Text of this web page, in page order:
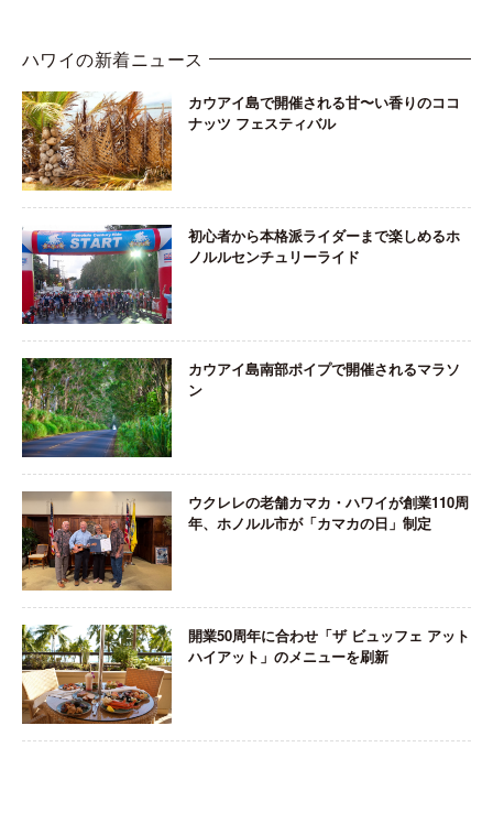
ハワイの新着ニュース
カウアイ島で開催される甘〜い香りのココ
ナッツ フェスティバル
初心者から本格派ライダーまで楽しめるホ
ノルルセンチュリーライド
カウアイ島南部ポイプで開催されるマラソ
ン
ウクレレの老舗カマカ・ハワイが創業110周
年、ホノルル市が「カマカの日」制定
開業50周年に合わせ「ザ ビュッフェ アット
ハイアット」のメニューを刷新